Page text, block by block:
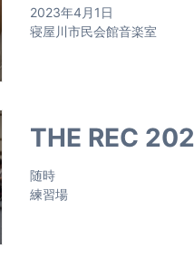
2023年4月1日
寝屋川市民会館音楽室
THE REC
随時
練習場